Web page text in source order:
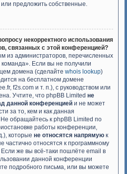
предложить собственные.
некорректного использования
связанных с этой конференцией?
из администраторов, перечисленных
Если вы не получили
домена (сделайте whois lookup)
на бесплатном домене
f2s.com и т. п.), с руководством или
Учтите, что phpBB Limited не
данной конференцией и не может
за то, кем и как данная
обращайтесь к phpBB Limited по
работы конференции,
которые не относятся напрямую к
частично относятся к программному
же вы всё-таки пошлёте email в
данной конференции
подробного письма, или вы можете